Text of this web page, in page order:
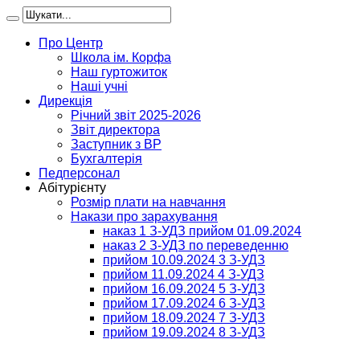
Про Центр
Школа ім. Корфа
Наш гуртожиток
Наші учні
Дирекція
Річний звіт 2025-2026
Звіт директора
Заступник з ВР
Бухгалтерія
Педперсонал
Абітурієнту
Розмір плати на навчання
Накази про зарахування
наказ 1 З-УДЗ прийом 01.09.2024
наказ 2 З-УДЗ по переведенню
прийом 10.09.2024 3 З-УДЗ
прийом 11.09.2024 4 З-УДЗ
прийом 16.09.2024 5 З-УДЗ
прийом 17.09.2024 6 З-УДЗ
прийом 18.09.2024 7 З-УДЗ
прийом 19.09.2024 8 З-УДЗ